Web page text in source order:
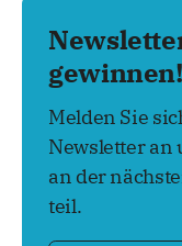
gewinnen!
Melden Sie
Newsletter an
an der
teil.